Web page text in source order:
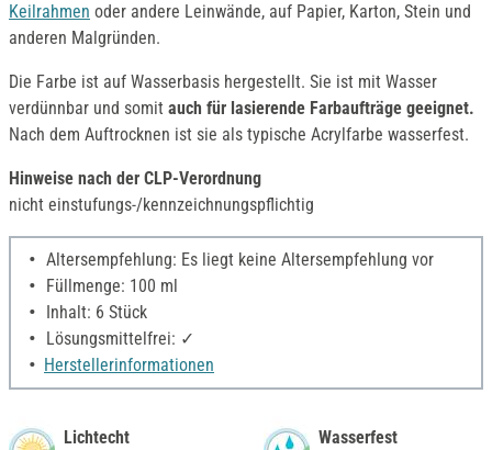
Keilrahmen oder andere Leinwände, auf Papier, Karton, Stein und
anderen Malgründen.
Die Farbe ist auf Wasserbasis hergestellt. Sie ist mit Wasser
verdünnbar und somit auch für lasierende Farbaufträge geeignet.
Nach dem Auftrocknen ist sie als typische Acrylfarbe wasserfest.
Hinweise nach der CLP-Verordnung
nicht einstufungs-/kennzeichnungspflichtig
Altersempfehlung: Es liegt keine Altersempfehlung vor
Füllmenge: 100 ml
Inhalt: 6 Stück
Lösungsmittelfrei: ✓
Herstellerinformationen
Lichtecht Wasserfest